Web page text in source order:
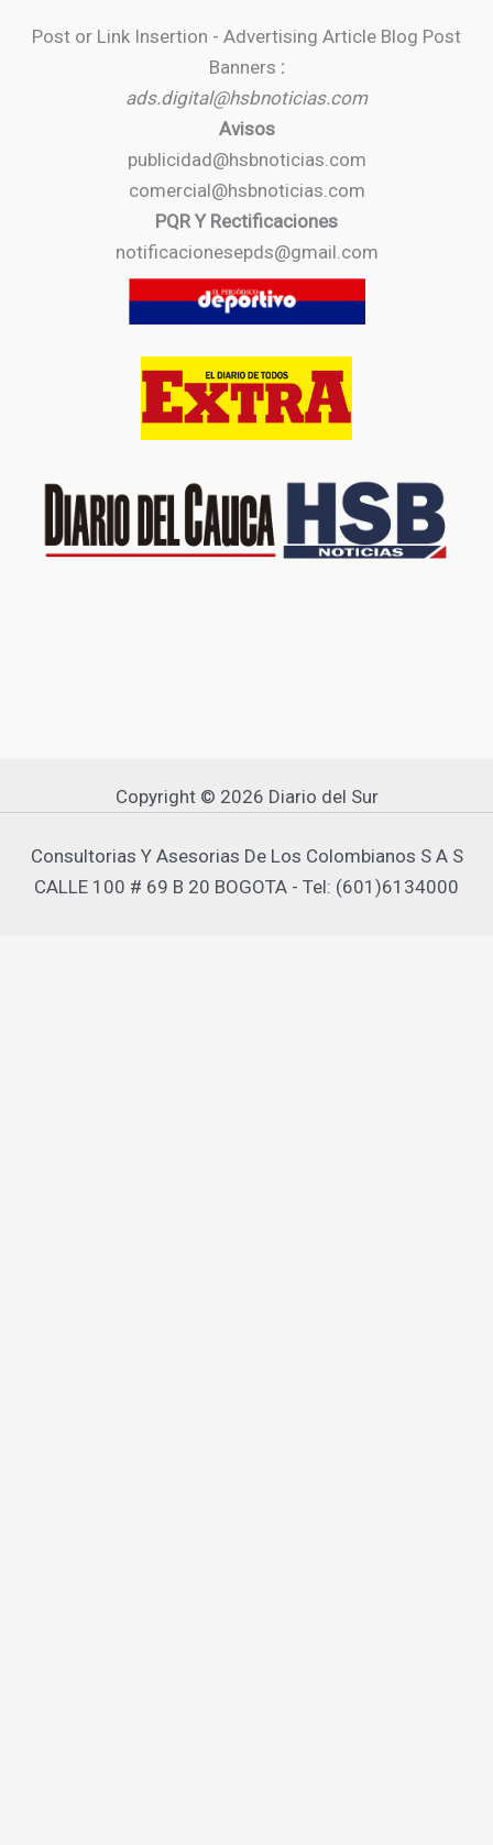
Post or Link Insertion - Advertising Article Blog Post
Banners :
ads.digital@hsbnoticias.com
Avisos
publicidad@hsbnoticias.com
comercial@hsbnoticias.com
PQR Y Rectificaciones
notificacionesepds@gmail.com
Copyright © 2026 Diario del Sur
Consultorias Y Asesorias De Los Colombianos S A S
CALLE 100 # 69 B 20 BOGOTA - Tel: (601)6134000